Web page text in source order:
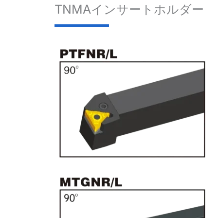
TNMAインサートホルダー